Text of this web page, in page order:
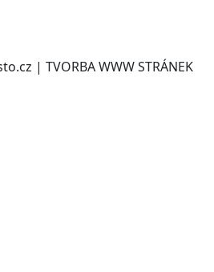
| TVORBA WWW STRÁNEK